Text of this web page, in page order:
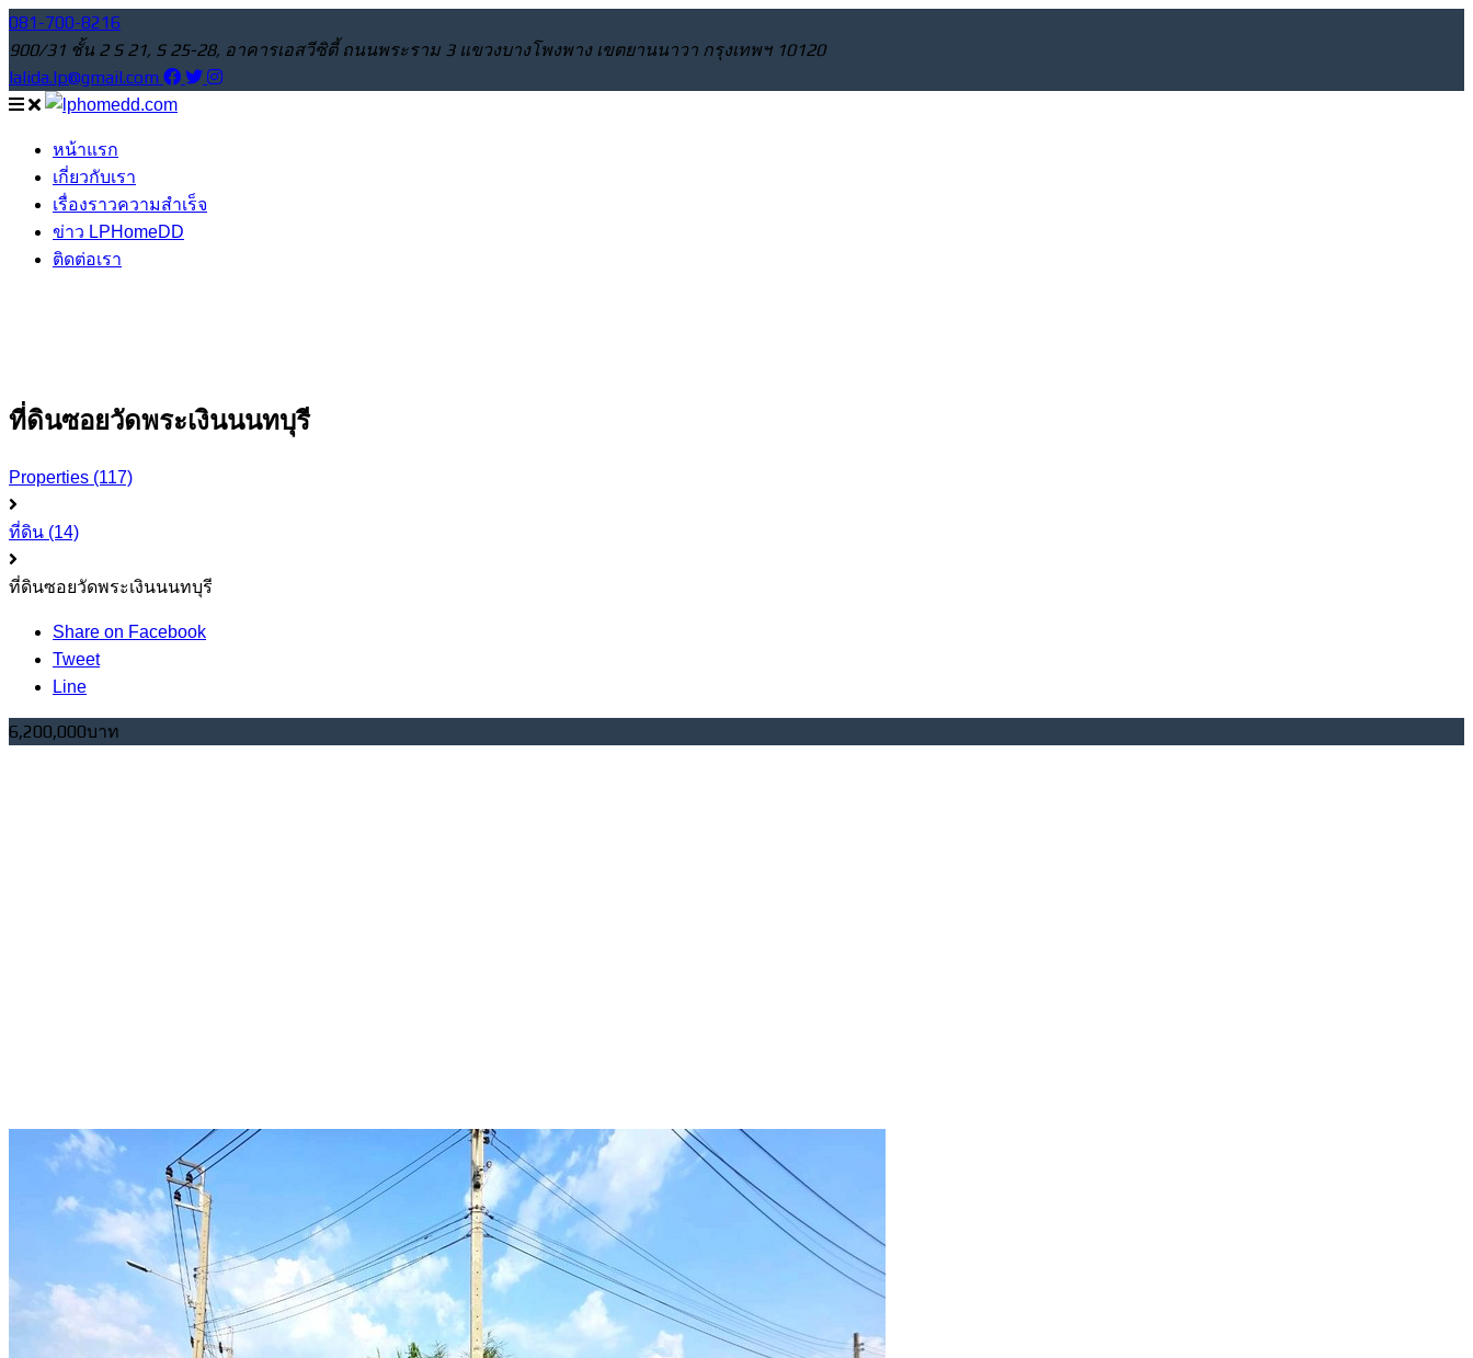
081-700-8216
900/31 ชั้น 2 S 21, S 25-28, อาคารเอสวีซิตี้ ถนนพระราม 3 แขวงบางโพงพาง เขตยานนาวา กรุงเทพฯ 10120
lalida.lp@gmail.com
หน้าแรก
เกี่ยวกับเรา
เรื่องราวความสำเร็จ
ข่าว LPHomeDD
ติดต่อเรา
ที่ดินซอยวัดพระเงินนนทบุรี
Properties (117)
ที่ดิน (14)
ที่ดินซอยวัดพระเงินนนทบุรี
Share on Facebook
Tweet
Line
6,200,000บาท